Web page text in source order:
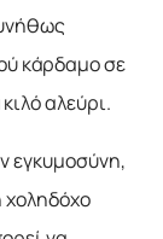
κάρδαμο σε
αλεύρι.
εγκυμοσύνη,